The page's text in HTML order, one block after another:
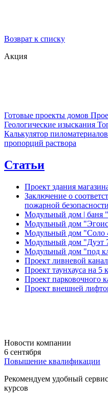
Возврат к списку
Акция
Готовые проекты домов
Геологические изыскания
Калькулятор пиломатериалов
пропорций раствора
Статьи
Проект здания
Заключение о
пожарной безопасности
Модульный дом | баня
Модульный дом
Модульный дом "Соло
Модульный дом "Дуэт
Модульный дом "под
Проект ливневой
Проект таунхауса на 5
Проект парковочного
Проект внешней
Новости компании
6 сентября
Повышение квалификации
Рекомендуем удобный
курсов